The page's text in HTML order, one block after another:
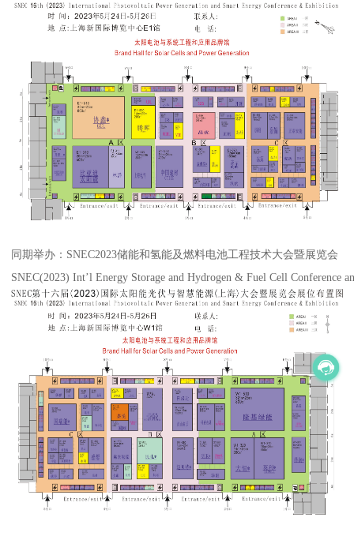
同期举办：SNEC2023储能和氢能及燃料电池工程技术大会暨展览会
SNEC(2023) Int’l Energy Storage and Hydrogen & Fuel Cell Conference